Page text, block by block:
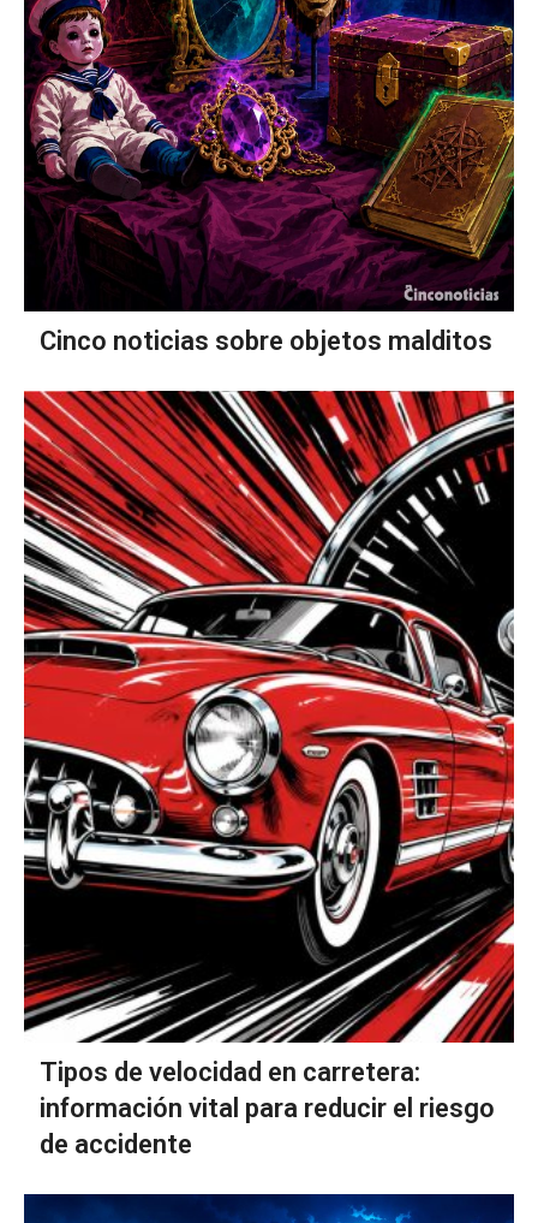
Cinco noticias sobre objetos malditos
Tipos de velocidad en carretera:
información vital para reducir el riesgo
de accidente